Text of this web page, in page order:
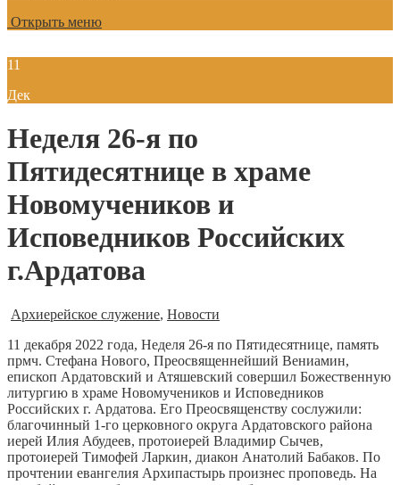
Открыть меню
11
Дек
Неделя 26-я по
Пятидесятнице в храме
Новомучеников и
Исповедников Российских
г.Ардатова
Архиерейское служение, Новости
11 декабря 2022 года, Неделя 26-я по Пятидесятнице, память
прмч. Стефана Нового, Преосвященнейший Вениамин,
епископ Ардатовский и Атяшевский совершил Божественную
литургию в храме Новомучеников и Исповедников
Российских г. Ардатова. Его Преосвященству сослужили:
благочинный 1-го церковного округа Ардатовского района
иерей Илия Абудеев, протоиерей Владимир Сычев,
протоиерей Тимофей Ларкин, диакон Анатолий Бабаков. По
прочтении евангелия Архипастырь произнес проповедь. На